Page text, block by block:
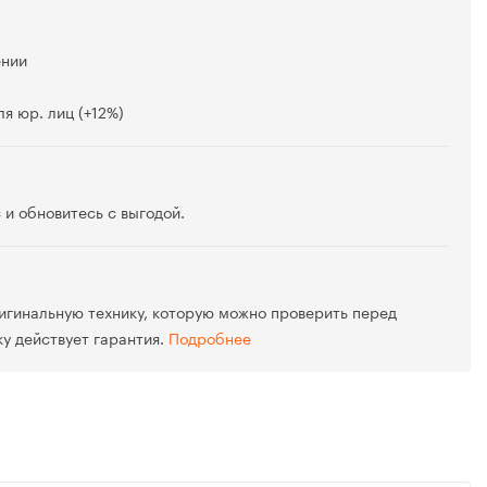
юр. лиц (+12%)
обновитесь с выгодой.
технику, которую можно проверить перед
действует гарантия. Подробнее